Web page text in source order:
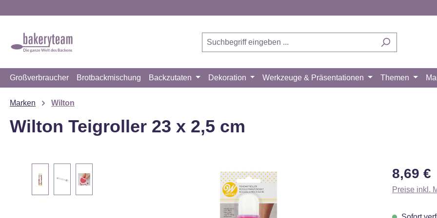
Großverbraucher Brotbackmischung Backzutaten Dekoration Werkzeuge & Präsentationen Themen
Marken Wilton
Wilton Teigroller 23 x 2,5 cm
Regulärer
8,69 €
Preise inkl.